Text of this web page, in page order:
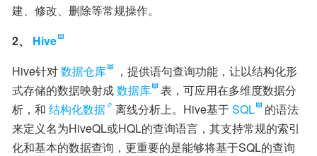
建、修改、删除等常规操作。
2、
Hive
Hive针对数据仓库
，提供语句查询功能，让以结构化形
式存储的数据映射成数据库
表，可应用在多维度数据分
析，和 结构化数据 离线分析上。Hive基于SQL
的语法
来定义名为HiveQL或HQL的查询语言，其支持常规的索引
化和基本的数据查询，更重要的是能够将基于SQL的查询